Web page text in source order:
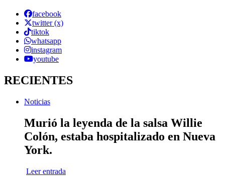
facebook
twitter (x)
tiktok
whatsapp
instagram
youtube
RECIENTES
Noticias
Murió la leyenda de la salsa Willie
Colón, estaba hospitalizado en Nueva
York.
Leer entrada